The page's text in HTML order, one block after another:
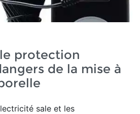
protection
de la mise à
sale et les